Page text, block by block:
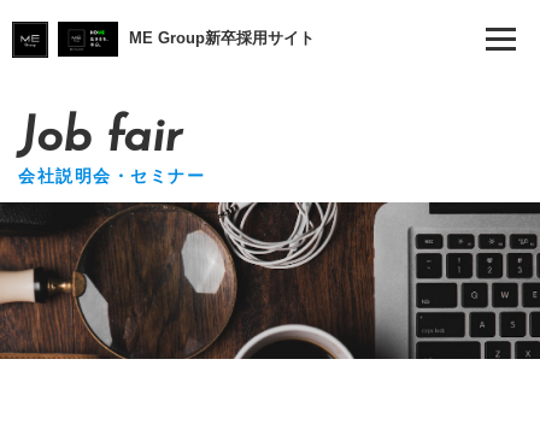
ME Group新卒採用サイト
Job fair
会社説明会・セミナー